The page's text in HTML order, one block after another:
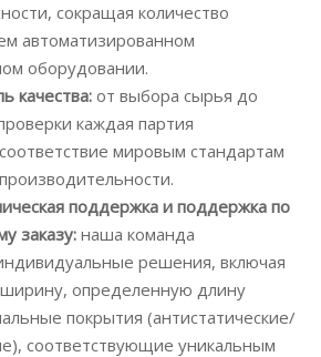
сокращая количество
автоматизированном
оборудовании.
качества: от выбора сырья до
каждая партия
мировым стандартам
поддержка и поддержка по
заказу: наша команда
решения, включая
определенную длину
покрытия (антистатические/
соответствующие уникальным